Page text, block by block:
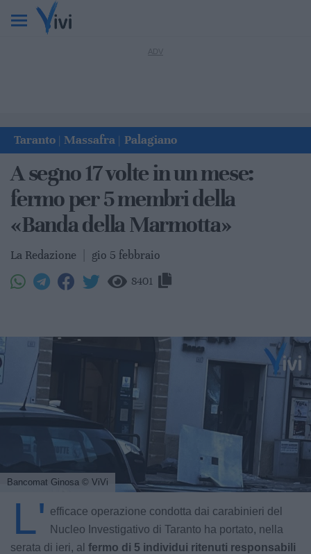
Taranto Massafra Palagiano
A segno 17 volte in un mese:
fermo per 5 membri della
«Banda della Marmotta»
La Redazione gio 5 febbraio
8401
Bancomat Ginosa © ViVi
L' efficace operazione condotta dai carabinieri del
Nucleo Investigativo di Taranto ha portato, nella
serata di ieri, al fermo di 5 individui ritenuti responsabili